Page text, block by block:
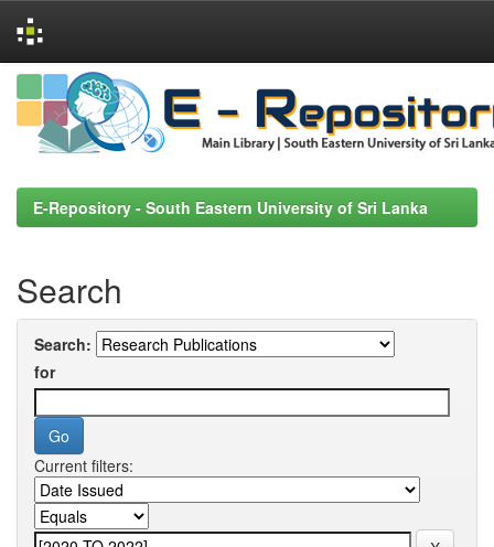
Skip
navigation
E-Repository - South Eastern University of Sri Lanka
Search
Search:
for
Current filters: